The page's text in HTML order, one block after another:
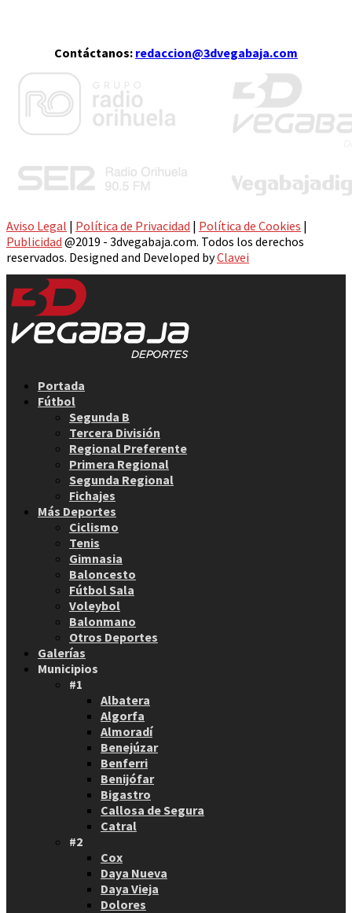
Contáctanos: redaccion@3dvegabaja.com
Aviso Legal | Política de Privacidad | Política de Cookies |
Publicidad @2019 - 3dvegabaja.com. Todos los derechos
reservados. Designed and Developed byClavei
Portada
Fútbol
Segunda B
Tercera División
Regional Preferente
Primera Regional
Segunda Regional
Fichajes
Más Deportes
Ciclismo
Tenis
Gimnasia
Baloncesto
Fútbol Sala
Voleybol
Balonmano
Otros Deportes
Galerías
Municipios
#1
Albatera
Algorfa
Almoradí
Benejúzar
Benferri
Benijófar
Bigastro
Callosa de Segura
Catral
#2
Cox
Daya Nueva
Daya Vieja
Dolores